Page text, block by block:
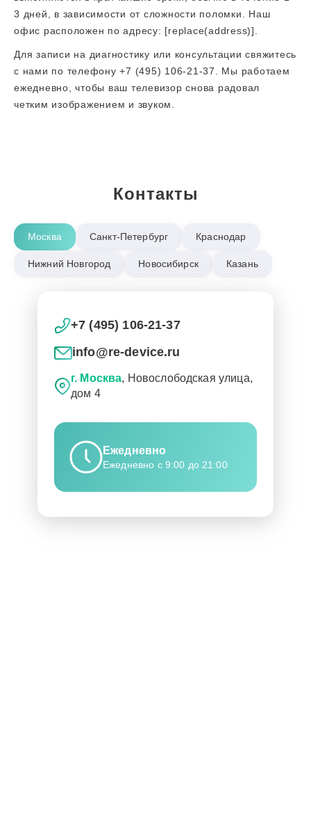
3 дней, в зависимости от сложности поломки. Наш
офис расположен по адресу: [replace(address)].
Для записи на диагностику или консультации свяжитесь
с нами по телефону +7 (495) 106-21-37. Мы работаем
ежедневно, чтобы ваш телевизор снова радовал
четким изображением и звуком.
Контакты
Москва Санкт-Петербург Краснодар
Нижний Новгород Новосибирск Казань
+7 (495) 106-21-37
info@re-device.ru
г. Москва, Новослободская улица,
дом 4
Ежедневно
Ежедневно с 9:00 до 21:00